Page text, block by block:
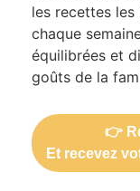
les recettes
chaque
équilibrées et
goûts de la
👉
Et recevez